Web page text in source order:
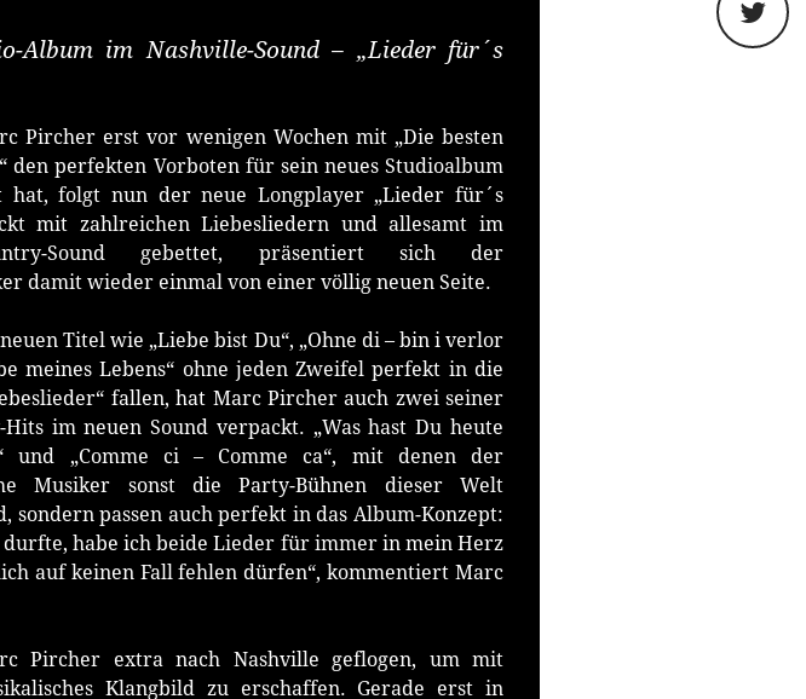
Album im Nashville-Sound – „Lieder für´s
Pircher erst vor wenigen Wochen mit „Die besten
den perfekten Vorboten für sein neues Studioalbum
hat, folgt nun der neue Longplayer „Lieder für´s
mit zahlreichen Liebesliedern und allesamt im
Sound gebettet, präsentiert sich der
damit wieder einmal von einer völlig neuen Seite.
Titel wie „Liebe bist Du“, „Ohne di – bin i verlor
meines Lebens“ ohne jeden Zweifel perfekt in die
fallen, hat Marc Pircher auch zwei seiner
im neuen Sound verpackt. „Was hast Du heute
und „Comme ci – Comme ca“, mit denen der
Musiker sonst die Party-Bühnen dieser Welt
passen auch perfekt in das Album-Konzept:
habe ich beide Lieder für immer in mein Herz
auf keinen Fall fehlen dürfen“, kommentiert Marc
Pircher extra nach Nashville geflogen, um mit
Klangbild zu erschaffen. Gerade erst in